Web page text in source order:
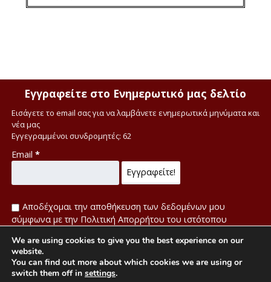
Εγγραφείτε στο Ενημερωτικό μας δελτίο
Εισάγετε το email σας για να λαμβάνετε ενημερωτικά μηνύματα και
νέα μας
Εγγεγραμμένοι συνδρομητές: 62
Email *
Αποδέχομαι την αποθήκευση των δεδομένων μου
σύμφωνα με την Πολιτική Απορρήτου του ιστότοπου
Πολιτική απορρήτου
H Μετάφραση στην αγγλική έγινε από τον Δρ. Αγγλικής Φιλολογίας Αθανάσιο
We are using cookies to give you the best experience on our
website.
You can find out more about which cookies we are using or
switch them off in settings.